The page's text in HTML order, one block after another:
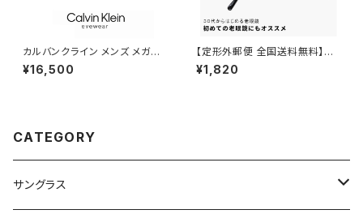
カルバンクライン メンズ メガネ
ck21114a-008 calvin klein
眼鏡 ck21114a めがね カルバ
¥16,500
【定形外郵便 全国送料無料】老
眼鏡 rd9099 おしゃれ レディ
ース メンズ ユニセックス モデル
0
¥1,820
CATEGORY
サングラス